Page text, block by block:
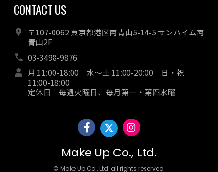
CONTACT US
〒107-0062 東京都港区南青山5-14-5 サンハイム南
青山2F
03-3498-9876
月 11:00-18:00 水～土 11:00-20:00 日・祝
11:00-18:00
定休日 毎週火曜日、毎月第一・第四水曜
Make Up Co., Ltd.
© Make Up Co., Ltd. all rights reserved.